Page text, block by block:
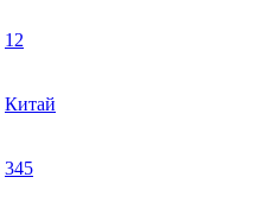
12
Китай
345